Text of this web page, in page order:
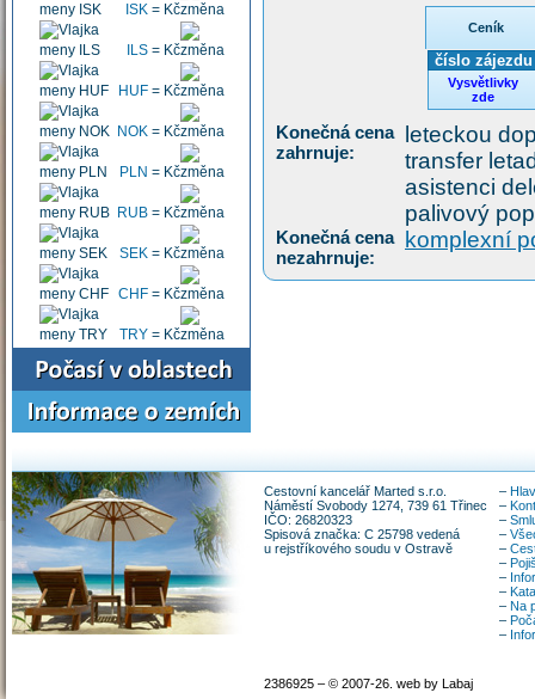
ISK= Kč
ILS= Kč
HUF= Kč
NOK= Kč
PLN = Kč
RUB= Kč
SEK= Kč
CHF= Kč
TRY= Kč
Ceník
číslo zájezdu
Vysvětlivky
zde
Konečná cena
zahrnuje:
leteckou
transfer
asistenci
palivový
Konečná cena
nezahrnuje:
komplexní
Cestovní kancelář Marted s.r.o.
Náměstí Svobody 1274, 739 61 Třinec
IČO: 26820323
Spisová značka: C 25798 vedená
u rejstříkového soudu v Ostravě
2386925 – © 2007-26. web by Labaj
–
–
–
–
–
–
–
–
– Na
–
–